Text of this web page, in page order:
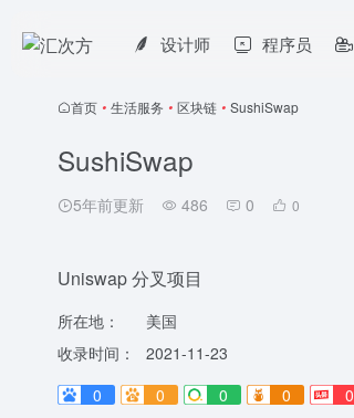
设计师 程序员
首页 • 生活服务 • 区块链 • SushiSwap
SushiSwap
5年前更新 486 0 0
Uniswap 分叉项目
所在地：
美国
收录时间：
2021-11-23
0
0 0 0 0